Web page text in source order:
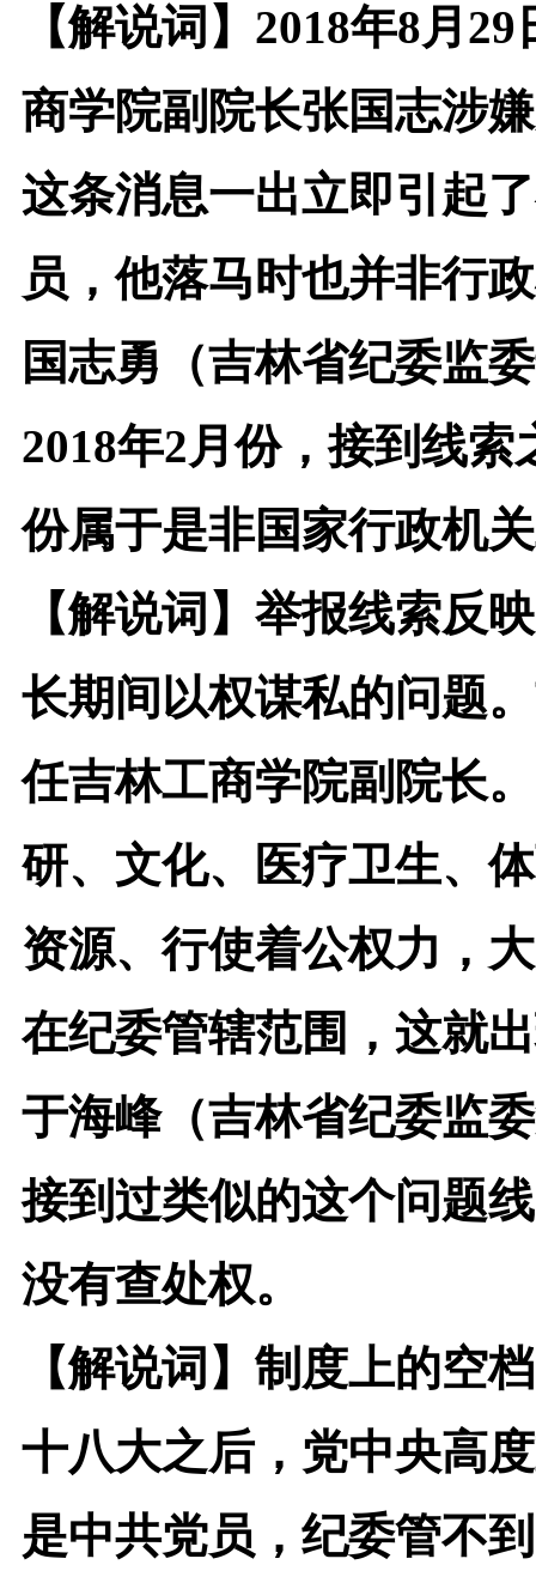
【解说词】 2018年8月29
商学院副院长张国志涉
这条消息一出立即引起
员，他落马时也并非行
国志勇（吉林省纪委监
2018年2月份，接到线
份属于是非国家行政机
【解说词】 举报线索反
长期间以权谋私的问题
任吉林工商学院副院长
研、文化、医疗卫生、
资源、行使着公权力，
在纪委管辖范围，这就
于海峰（吉林省纪委监
接到过类似的这个问题
没有查处权。
【解说词】 制度上的空
十八大之后，党中央高
是中共党员，纪委管不